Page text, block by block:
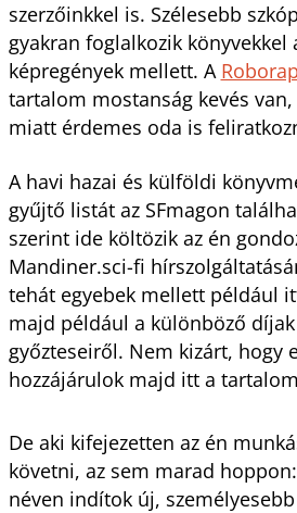
szerzőinkkel is. Szélesebb
gyakran foglalkozik könyvekkel
képregények mellett. A
tartalom mostanság kevés
miatt érdemes oda is
A havi hazai és külföldi
gyűjtő listát az SFmagon
szerint ide költözik az én
Mandiner.sci-fi
tehát egyebek mellett például
majd például a különböző
győzteseiről. Nem kizárt, hogy
hozzájárulok majd itt a
De aki kifejezetten az én
követni, az sem marad hoppon:
néven indítok új,